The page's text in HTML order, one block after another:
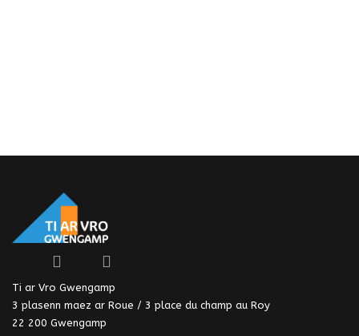
Ti ar Vro Gwengamp
3 plasenn maez ar Roue / 3 place du champ au Roy
22 200 Gwengamp